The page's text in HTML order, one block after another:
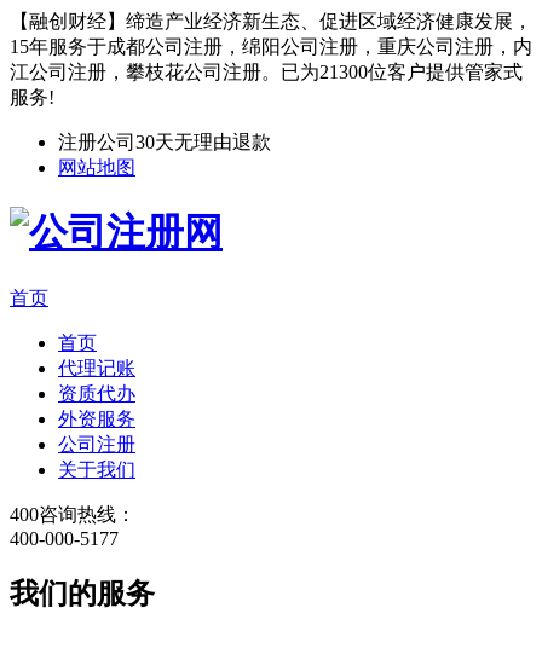
【融创财经】缔造产业经济新生态、促进区域经济健康发展，
15年服务于成都公司注册，绵阳公司注册，重庆公司注册，内
江公司注册，攀枝花公司注册。已为21300位客户提供管家式
服务!
注册公司30天无理由退款
网站地图
首页
首页
代理记账
资质代办
外资服务
公司注册
关于我们
400咨询热线：
400-000-5177
我们的服务